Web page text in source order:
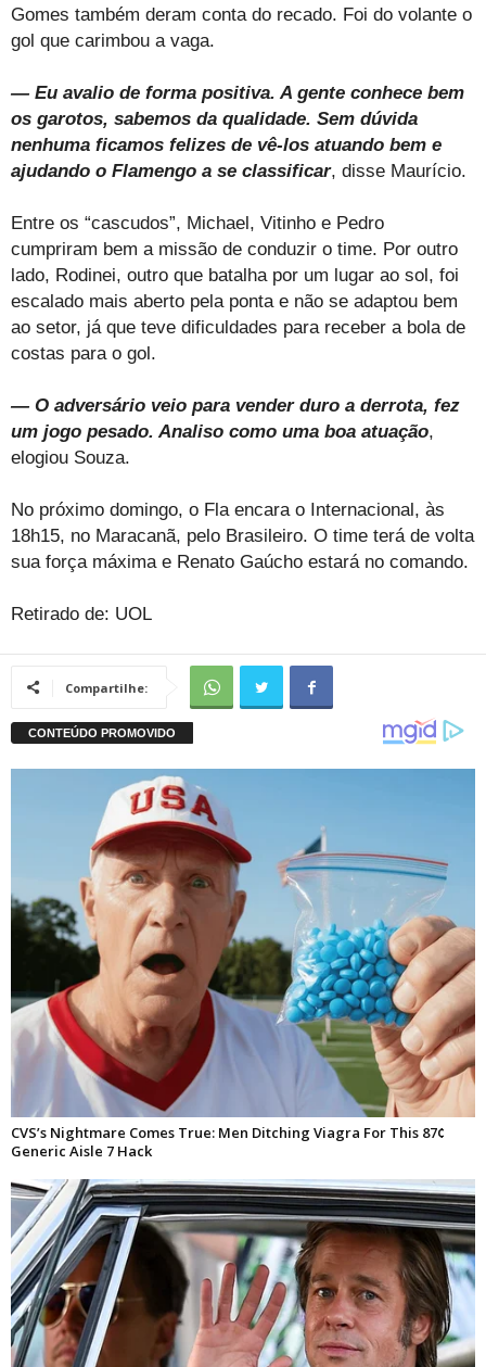
Gomes também deram conta do recado. Foi do volante o
gol que carimbou a vaga.
— Eu avalio de forma positiva. A gente conhece bem
os garotos, sabemos da qualidade. Sem dúvida
nenhuma ficamos felizes de vê-los atuando bem e
ajudando o Flamengo a se classificar, disse Maurício.
Entre os “cascudos”, Michael, Vitinho e Pedro
cumpriram bem a missão de conduzir o time. Por outro
lado, Rodinei, outro que batalha por um lugar ao sol, foi
escalado mais aberto pela ponta e não se adaptou bem
ao setor, já que teve dificuldades para receber a bola de
costas para o gol.
— O adversário veio para vender duro a derrota, fez
um jogo pesado. Analiso como uma boa atuação,
elogiou Souza.
No próximo domingo, o Fla encara o Internacional, às
18h15, no Maracanã, pelo Brasileiro. O time terá de volta
sua força máxima e Renato Gaúcho estará no comando.
Retirado de: UOL
Compartilhe: